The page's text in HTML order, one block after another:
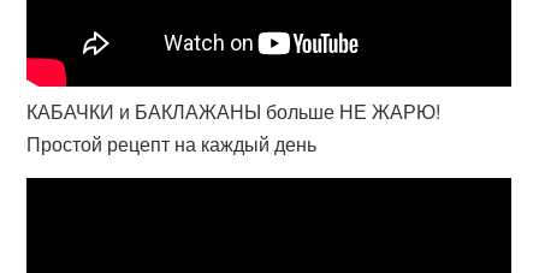
КАБАЧКИ и БАКЛАЖАНЫ больше НЕ ЖАРЮ!
Простой рецепт на каждый день